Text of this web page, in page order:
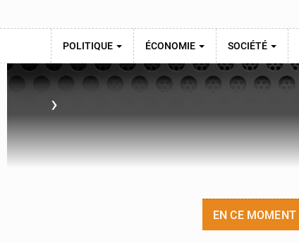
POLITIQUE ÉCONOMIE SOCIÉTÉ
›
EN CE MOMENT